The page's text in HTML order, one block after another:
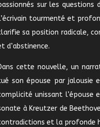
sur les
tourmenté et
sa position radicale,
d’abstinence.
cette nouvelle, un
son épouse par jalousie
unissant l’épouse
à Kreutzer de
et la profonde